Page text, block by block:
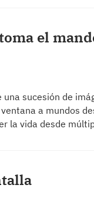
el
una sucesión de
a mundos
la vida desde